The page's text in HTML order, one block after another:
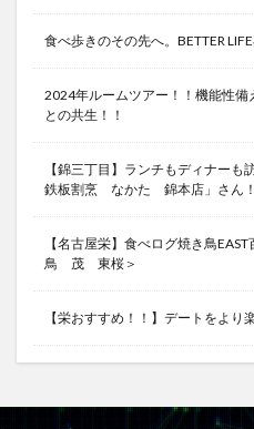
食べ歩きのその先へ。BETTER
2024年ルームツアー！！機能性
との共生！！
【錦三丁目】ランチもディナー
鉄板割烹 なかた 錦本店」さん！
【名古屋栄】食べログ焼き鳥
鳥 茂 東桜＞
【栄おすすめ！！】デートをより